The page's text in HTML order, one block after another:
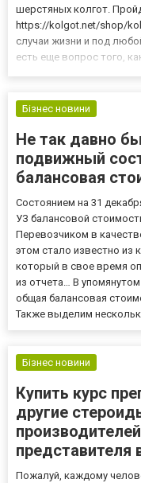
шерстяных колгот.
https://kolgot.net/shop/
случаи жизни и под
есть еще вопрос того,
толстые? Это первый
Бізнес новини
Не так давно
подвижный
балансовая
Состоянием на 31
УЗ балансовой
Перевозчиком в
этом стало известно из
который в свое время
из отчета… В
общая балансовая
Также выделим
Бізнес новини
Купить курс
другие
представителя
Пожалуй, каждому